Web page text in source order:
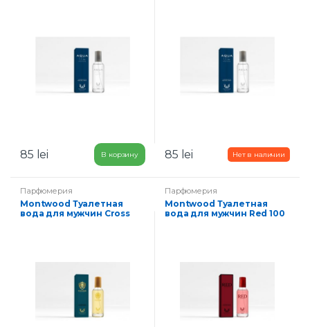
85 lei В корзину 85 lei
Парфюмерия
Montwood Туалетная
вода для мужчин Cross
Парфюмерия
Montwood Туалетная
вода для мужчин Red 100